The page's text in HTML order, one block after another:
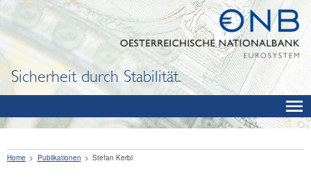
Sicherheit durch Stabilität.
Home Publikationen Stefan Kerbl